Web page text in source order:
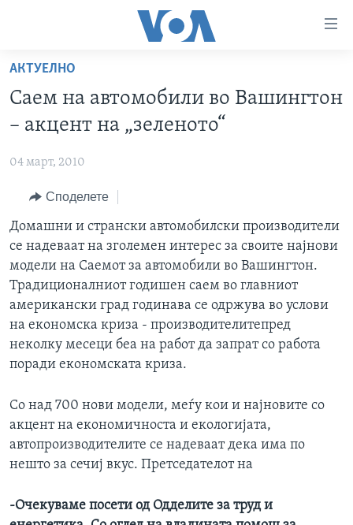
пристапност
Премини
на
главната
Премини
за
навигација
Пребарувај
МАКЕДОНИЈА
СВЕТ
ЕКОНОМИЈА
ПОЛИТИКА
ЗДРАВЈЕ
НАУКА
УМЕТНОСТ И ЗАБАВА
ИНТЕРВЈУА
ДОКУМЕНТАРЦИ
АРХИВИРАНА ПРОГРАМА
NEWSFLASH - АРХИВА
ВЕСТИ ОД САД ВО МИНУТА - АРХИВА
ИЗБОРИ ВО САД 2020 - АРХИВА
ЗА НАС
Learning English
НАКУСО...
АКТУЕЛНО
Саем на автомобили во Вашингтон
– акцент на „зеленото“
04 март, 2010
Споделете
Домашни и странски автомобилски производители
се надеваат на зголемен интерес за своите најнови
модели на Саемот за автомобили во Вашингтон.
Традиционалниот годишен саем во главниот
американски град годинава се одржува во услови
на економска криза - производителитепред
неколку месеци беа на работ да запрат со работа
поради економската криза.
Со над 700 нови модели, меѓу кои и најновите со
акцент на економичноста и екологијата,
автопроизводителите се надеваат дека има по
нешто за сечиј вкус. Претседателот на
-Очекуваме посети од Одделите за труд и